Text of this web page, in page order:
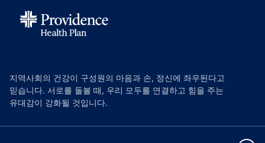
지역사회의 건강이 구성원의 마음과 손, 정신에 좌우된다고
믿습니다. 서로를 돌볼 때, 우리 모두를 연결하고 힘을 주는
유대감이 강화될 것입니다.